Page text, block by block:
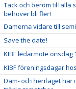
Tack och beröm till alla
behöver bli fler!
Damerna vidare till
Save the date!
KIBF ledarmöte onsdag
KIBF föreningsdagar
Dam- och herrlaget har